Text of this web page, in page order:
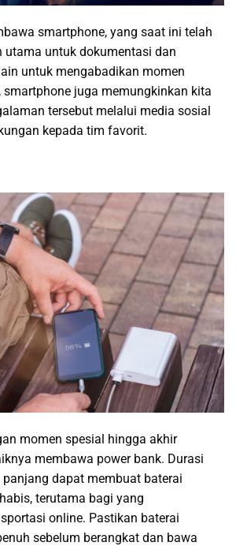
smartphone, yang saat ini telah
utama untuk dokumentasi dan
untuk mengabadikan momen
smartphone juga memungkinkan kita
tersebut melalui media sosial
kepada tim favorit.
momen spesial hingga akhir
membawa power bank. Durasi
dapat membuat baterai
terutama bagi yang
online. Pastikan baterai
sebelum berangkat dan bawa